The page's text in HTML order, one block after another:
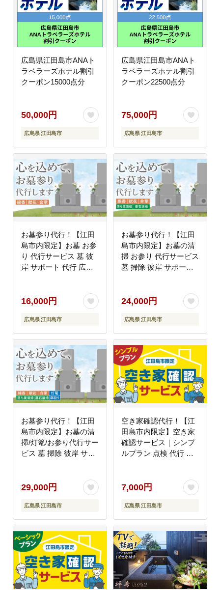
広島県江田島市ANAト
ラベラーズホテル割引
クーポン15000点分
50,000円
広島県 江田島市
広島県江田島市ANAト
ラベラーズホテル割引
クーポン22500点分
75,000円
広島県 江田島市
お墓参り代行！【江田
島市内限定】お墓 お参
り 代行サービス 墓 彼
岸 サポート 代行 広島
[XAN001] 旅行・体験
16,000円
広島県 江田島市
お墓参り代行！【江田
島市内限定】お墓の清
掃 お参り 代行サービス
墓 掃除 彼岸 サポート
[XAN002] 旅行・体験
24,000円
広島県 江田島市
お墓参り代行！【江田
島市内限定】お墓の清
掃/灯篭/お参り代行サー
ビス 墓 掃除 彼岸 サポ
ンター [XAN003] 旅
29,000円
広島県 江田島市
空き家確認代行！【江
田島市内限定】空き家
確認サービス｜シンプ
ルプラン 点検 代行 サ
人材センター [XAN004]
7,000円
広島県 江田島市